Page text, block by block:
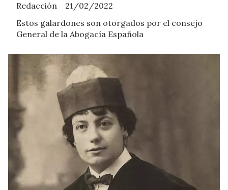
Estos galardones son otorgados por el consejo
General de la Abogacía Española
21/02/2022
Redacción